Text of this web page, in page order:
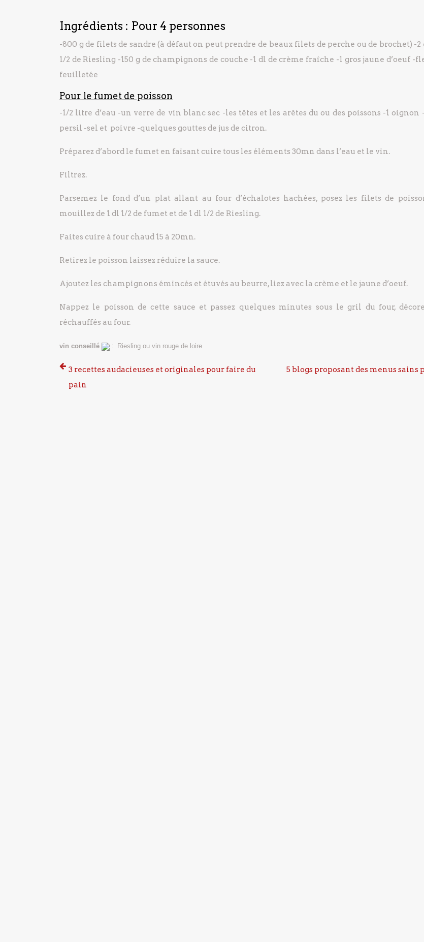
Ingrédients : Pour 4 personnes
-800 g de filets de sandre (à défaut on peut prendre de beaux filets de perche ou de brochet) -2
1/2 de Riesling -150 g de champignons de couche -1 dl de crème fraîche -1 gros jaune d’oeuf-
feuilletée
Pour le fumet de poisson
-1/2 litre d’eau -un verre de vin blanc sec -les têtes et les arêtes du ou des poissons -1 oignon
persil -sel et poivre -quelques gouttes de jus de citron.
Préparez d’abord le fumet en faisant cuire tous les éléments 30mn dans l’eau et le vin.
Filtrez.
Parsemez le fond d’un plat allant au four d’échalotes hachées, posez les filets de
mouillez de 1 dl 1/2 de fumet et de 1 dl 1/2 de Riesling.
Faites cuire à four chaud 15 à 20mn.
Retirez le poisson laissez réduire la sauce.
Ajoutez les champignons émincés et étuvés au beurre, liez avec la crème et le jaune d’oeuf.
Nappez le poisson de cette sauce et passez quelques minutes sous le gril du four,
réchauffés au four.
vin conseillé : Riesling ou vin rouge de loire
3 recettes audacieuses et originales pour faire du
pain
5 blogs proposant des menus sains